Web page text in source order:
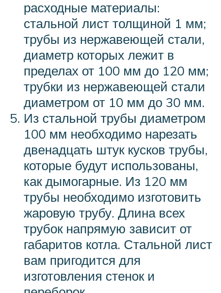
расходные материалы:
стальной лист толщиной 1 мм;
трубы из нержавеющей стали,
диаметр которых лежит в
пределах от 100 мм до 120 мм;
трубки из нержавеющей стали
диаметром от 10 мм до 30 мм.
Из стальной трубы диаметром
100 мм необходимо нарезать
двенадцать штук кусков трубы,
которые будут использованы,
как дымогарные. Из 120 мм
трубы необходимо изготовить
жаровую трубу. Длина всех
трубок напрямую зависит от
габаритов котла. Стальной лист
вам пригодится для
изготовления стенок и